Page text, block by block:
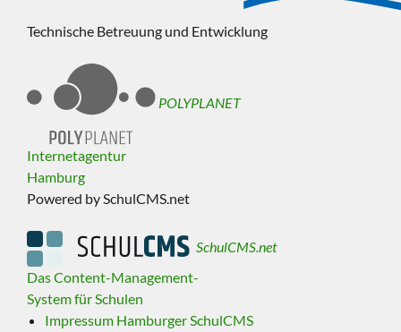
Technische Betreuung und Entwicklung
POLYPLANET
Internetagentur
Hamburg
Powered by SchulCMS.net
SchulCMS.net
Das Content-Management-
System für Schulen
Impressum Hamburger SchulCMS